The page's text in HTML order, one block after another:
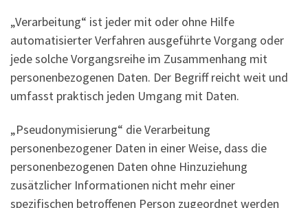
„Verarbeitung“ ist jeder mit oder ohne Hilfe
automatisierter Verfahren ausgeführte Vorgang oder
jede solche Vorgangsreihe im Zusammenhang mit
personenbezogenen Daten. Der Begriff reicht weit und
umfasst praktisch jeden Umgang mit Daten.
„Pseudonymisierung“ die Verarbeitung
personenbezogener Daten in einer Weise, dass die
personenbezogenen Daten ohne Hinzuziehung
zusätzlicher Informationen nicht mehr einer
spezifischen betroffenen Person zugeordnet werden